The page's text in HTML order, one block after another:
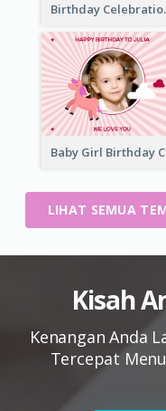
LIHAT SEMUA
Kisah
Kenangan Anda
Tercepat